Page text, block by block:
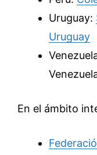
Uruguay:
Uruguay
En el ámbito